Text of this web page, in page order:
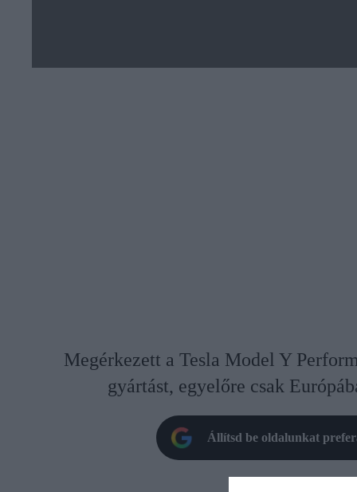
Megérkezett a Tesla Model Y
gyártást, egyelőre csak
Állítsd be oldalunkat